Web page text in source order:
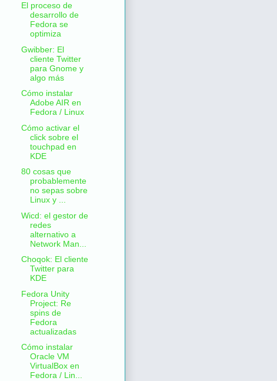
El proceso de
desarrollo de
Fedora se
optimiza
Gwibber: El
cliente Twitter
para Gnome y
algo más
Cómo instalar
Adobe AIR en
Fedora / Linux
Cómo activar el
click sobre el
touchpad en
KDE
80 cosas que
probablemente
no sepas sobre
Linux y ...
Wicd: el gestor de
redes
alternativo a
Network Man...
Choqok: El cliente
Twitter para
KDE
Fedora Unity
Project: Re
spins de
Fedora
actualizadas
Cómo instalar
Oracle VM
VirtualBox en
Fedora / Lin...